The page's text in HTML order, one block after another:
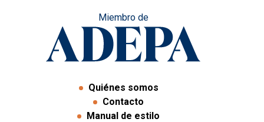
Miembro de
Quiénes somos
Contacto
Manual de estilo